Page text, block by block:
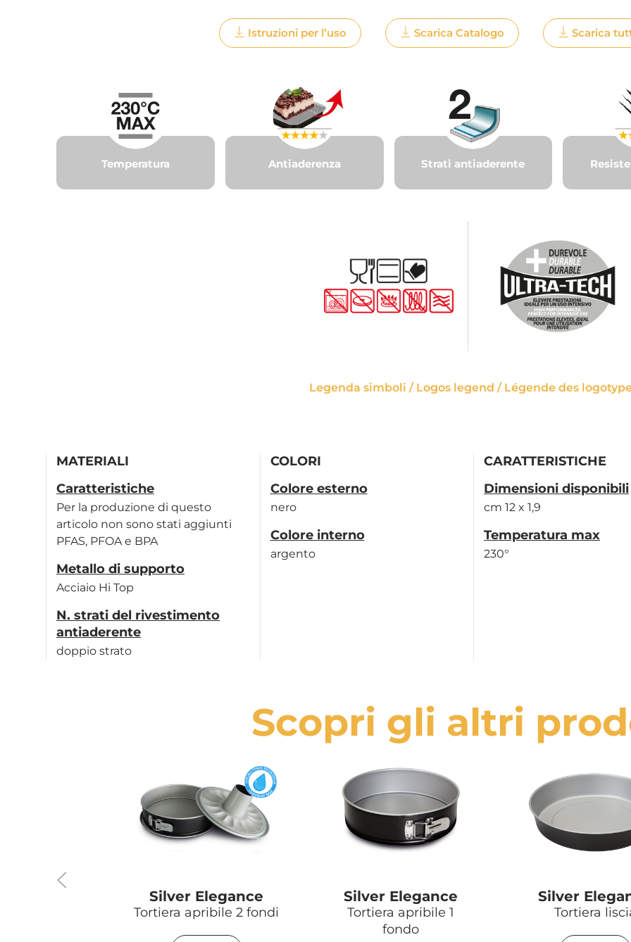
Istruzioni per l’uso Scarica Catalogo Scarica
Temperatura Antiaderenza Strati antiaderente
Legenda simboli / Logos legend / Légende des
MATERIALI
Caratteristiche
Per la produzione di questo
articolo non sono stati aggiunti
PFAS, PFOA e BPA
Metallo di supporto
Acciaio Hi Top
N. strati del rivestimento
antiaderente
doppio strato
COLORI
Colore esterno
nero
Colore interno
argento
CARATTERISTICHE
Dimensioni disponibili
cm 12 x 1,9
Temperatura max
230°
Scopri gli altri
Silver Elegance
Tortiera apribile 2 fondi
Silver Elegance
Tortiera apribile 1
fondo
Silver
Tortiera